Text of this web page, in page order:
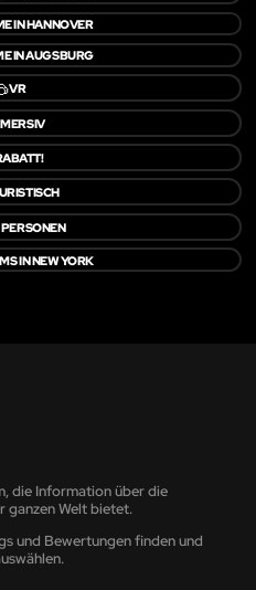
IN HANNOVER
IN AUGSBURG
VR
IN NEW YORK
die Information über die
ganzen Welt bietet.
und Bewertungen finden und